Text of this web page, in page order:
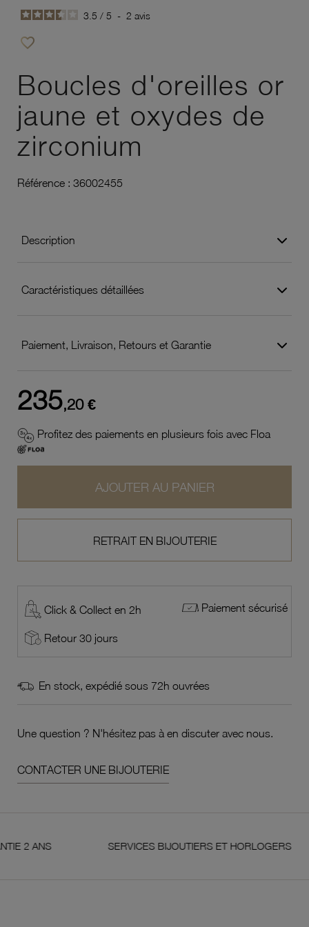
3.5 / 5 - 2 avis
favorite_border
Boucles d'oreilles or
jaune et oxydes de
zirconium
Référence : 36002455
Description
Caractéristiques détaillées
Paiement, Livraison, Retours et Garantie
235,20 €
Profitez des paiements en plusieurs fois avec Floa
AJOUTER AU PANIER
RETRAIT EN BIJOUTERIE
Click & Collect en 2h Paiement sécurisé
Retour 30 jours
En stock, expédié sous 72h ouvrées
Une question ? N'hésitez pas à en discuter avec nous.
CONTACTER UNE BIJOUTERIE
SERVICES BIJOUTIERS ET HORLOGERS